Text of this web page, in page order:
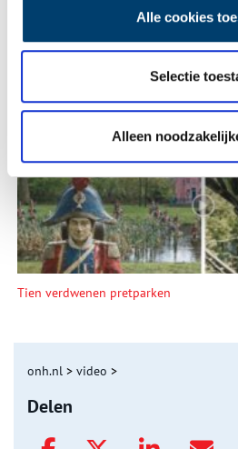
Alle cookies
Selectie
Alleen
Een jaar rond in de Eendenkooi ’t Zand
Tien verdwenen pretparken
onh.nl > video >
Delen